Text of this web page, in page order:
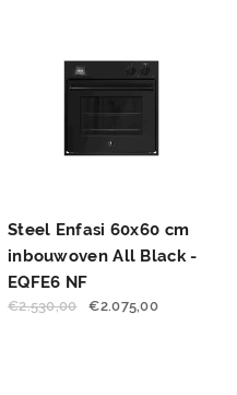
Steel Enfasi 60x60 cm
inbouwoven All Black -
EQFE6 NF
€2.530,00 €2.075,00